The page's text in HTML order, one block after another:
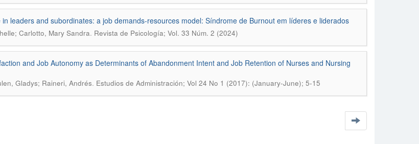
in leaders and subordinates: a job demands-resources model: Síndrome de Burnout em líderes e liderados
Carlotto, Mary Sandra. Revista de Psicología; Vol. 33 Núm. 2 (2024)
and Job Autonomy as Determinants of Abandonment Intent and Job Retention of Nurses and Nursing
Gladys; Raineri, Andrés. Estudios de Administración; Vol 24 No 1 (2017): (January-June); 5-15